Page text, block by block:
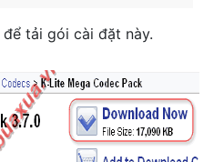
để tải gói cài đặt này.